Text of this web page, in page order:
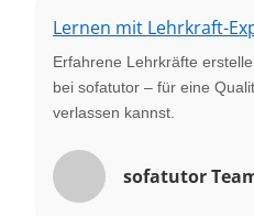
Lernen mit Lehrkraft-
Erfahrene Lehrkräfte
bei sofatutor – für eine
verlassen kannst.
sofatutor